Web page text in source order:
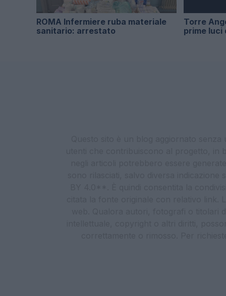
ROMA Infermiere ruba materiale
sanitario: arrestato
Torre
prime luci